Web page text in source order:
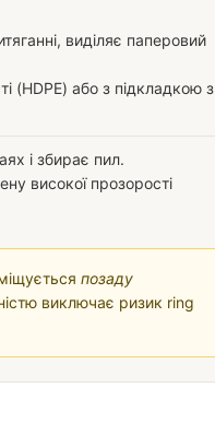
виділяє паперовий
(HDPE) або з підкладкою з
і збирає пил.
високої прозорості
позаду
виключає ризик ring